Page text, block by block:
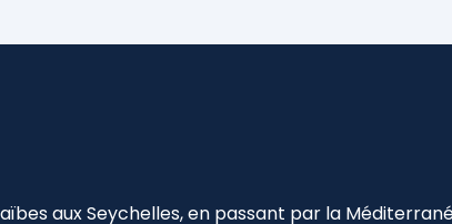
aux Seychelles, en passant par la